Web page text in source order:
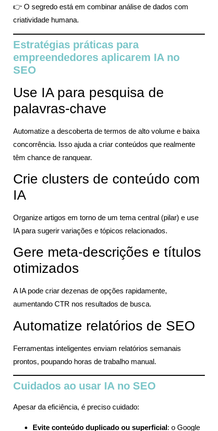
👉 O segredo está em combinar análise de dados com
criatividade humana.
Estratégias práticas para
empreendedores aplicarem IA no
SEO
Use IA para pesquisa de
palavras-chave
Automatize a descoberta de termos de alto volume e baixa
concorrência. Isso ajuda a criar conteúdos que realmente
têm chance de ranquear.
Crie clusters de conteúdo com
IA
Organize artigos em torno de um tema central (pilar) e use
IA para sugerir variações e tópicos relacionados.
Gere meta-descrições e títulos
otimizados
A IA pode criar dezenas de opções rapidamente,
aumentando CTR nos resultados de busca.
Automatize relatórios de SEO
Ferramentas inteligentes enviam relatórios semanais
prontos, poupando horas de trabalho manual.
Cuidados ao usar IA no SEO
Apesar da eficiência, é preciso cuidado:
Evite conteúdo duplicado ou superficial: o Google